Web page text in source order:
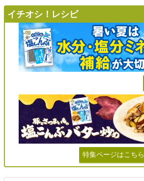
イチオシ！レシピ
特集ページはこちら